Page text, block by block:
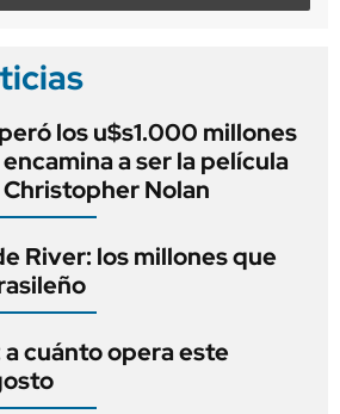
los u$s1.000 millones
a ser la película
Nolan
River: los millones que
cuánto opera este